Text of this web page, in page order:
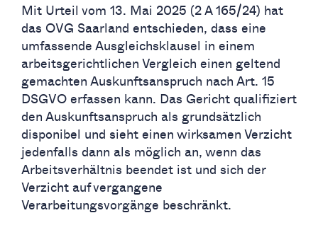
Mit Urteil vom 13. Mai 2025 (2 A 165/24) hat
das OVG Saarland entschieden, dass eine
umfassende Ausgleichsklausel in einem
arbeitsgerichtlichen Vergleich einen geltend
gemachten Auskunftsanspruch nach Art. 15
DSGVO erfassen kann. Das Gericht qualifiziert
den Auskunftsanspruch als grundsätzlich
disponibel und sieht einen wirksamen Verzicht
jedenfalls dann als möglich an, wenn das
Arbeitsverhältnis beendet ist und sich der
Verzicht auf vergangene
Verarbeitungsvorgänge beschränkt.